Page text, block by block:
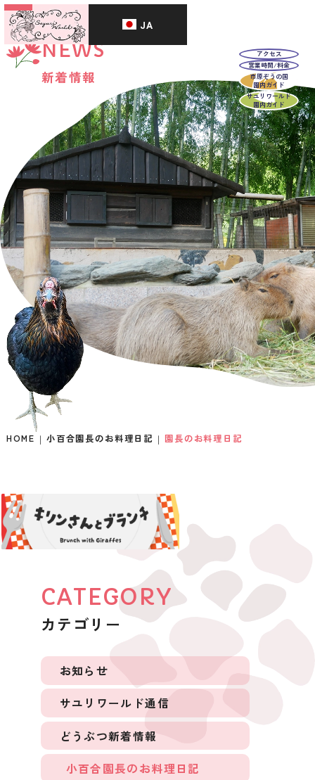
JA
アクセス
営業時間/料金
市原ぞうの国
園内ガイド
サユリワールド
園内ガイド
NEWS
新着情報
HOME 小百合園長のお料理日記 園長のお料理日記
CATEGORY
カテゴリー
お知らせ
サユリワールド通信
どうぶつ新着情報
小百合園長のお料理日記